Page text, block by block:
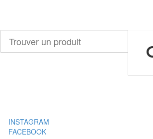
produit
INSTAGRAM
FACEBOOK